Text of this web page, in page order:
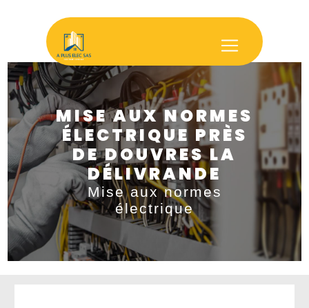
MISE AUX NORMES
ÉLECTRIQUE PRÈS
DE DOUVRES LA
DÉLIVRANDE
Mise aux normes
électrique